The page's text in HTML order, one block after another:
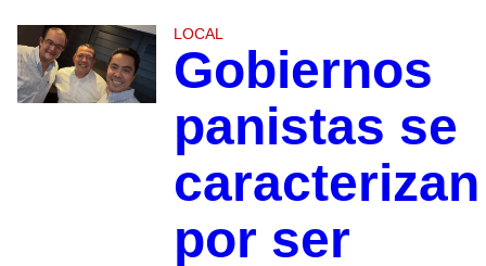
LOCAL
Gobiernos
panistas se
caracterizan
por ser